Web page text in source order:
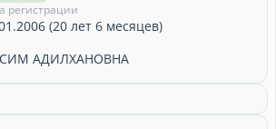
регистрации
(20 лет 6 месяцев)
АДИЛХАНОВНА